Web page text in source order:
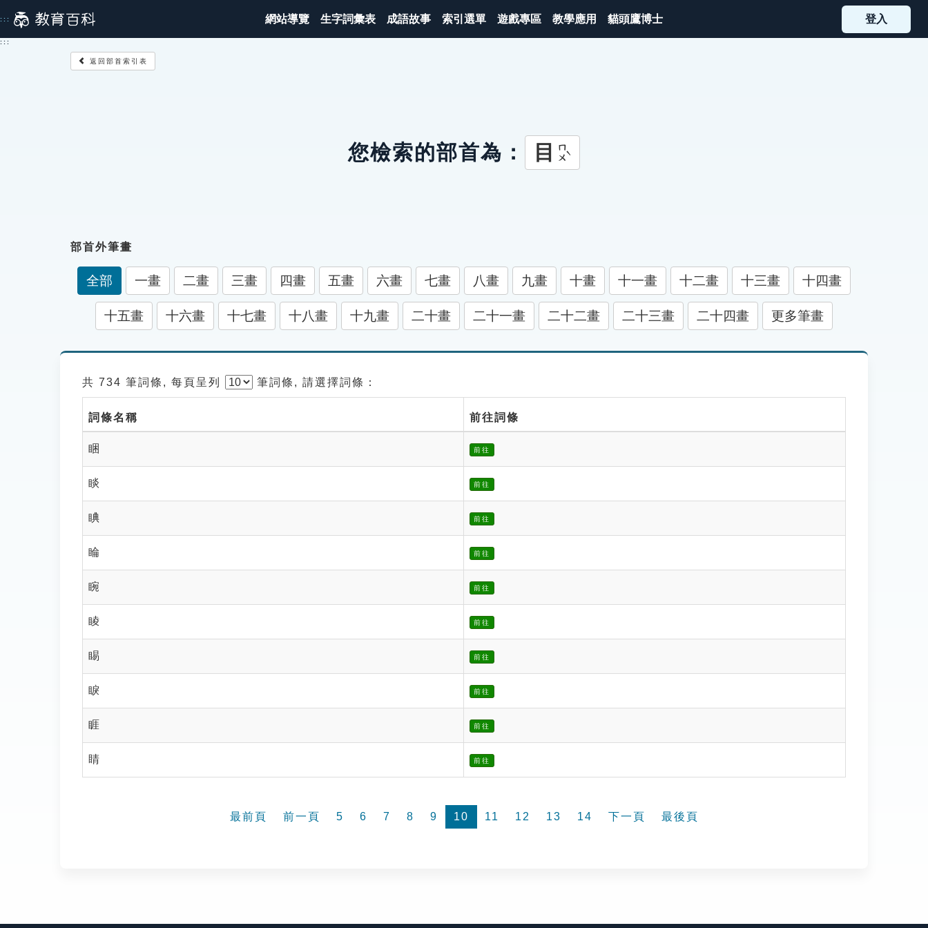
到
主
::: 網站導覽 生字詞彙表 成語故事 索引選單 遊戲專區 教學應用 貓頭鷹博士 登入
:::
返回部首索引表
您檢索的部首為： 目 ㄇㄨˋ
部首外筆畫
全部 一畫 二畫 三畫 四畫 五畫 六畫 七畫 八畫 九畫 十畫 十一畫 十二畫 十三畫 十四畫
十五畫 十六畫 十七畫 十八畫 十九畫 二十畫 二十一畫 二十二畫 二十三畫 二十四畫 更多筆畫
共 734 筆詞條, 每頁呈列 筆詞條, 請選擇詞條：
詞條名稱 前往詞條
睏 前往
睒 前往
睓 前往
睔 前往
睕 前往
睖 前往
睗 前往
睙 前往
睚 前往
睛 前往
最前頁 前一頁 5 6 7 8 9 10 11 12 13 14 下一頁 最後頁